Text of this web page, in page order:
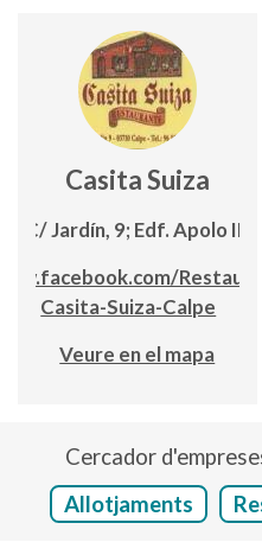
Casita Suiza
C/ Jardín, 9; Edf. Apolo III
Casita-Suiza-Calpe
Veure en el mapa
Cercador
Allotjaments